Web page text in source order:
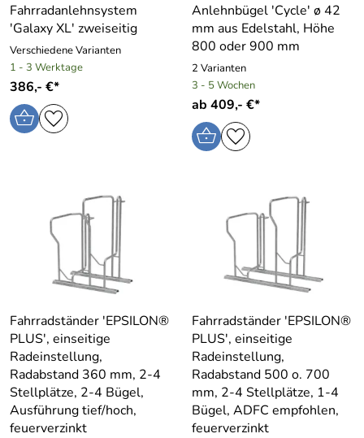
Fahrradanlehnsystem
′Galaxy XL′ zweiseitig
Verschiedene Varianten
1 - 3 Werktage
386,- €*
Anlehnbügel ′Cycle′ ø 42
mm aus Edelstahl, Höhe
800 oder 900 mm
2 Varianten
3 - 5 Wochen
ab 409,- €*
Fahrradständer ′EPSILON®
PLUS′, einseitige
Radeinstellung,
Radabstand 360 mm, 2-4
Stellplätze, 2-4 Bügel,
Ausführung tief/hoch,
feuerverzinkt
Fahrradständer ′EPSILON®
PLUS′, einseitige
Radeinstellung,
Radabstand 500 o. 700
mm, 2-4 Stellplätze, 1-4
Bügel, ADFC empfohlen,
feuerverzinkt